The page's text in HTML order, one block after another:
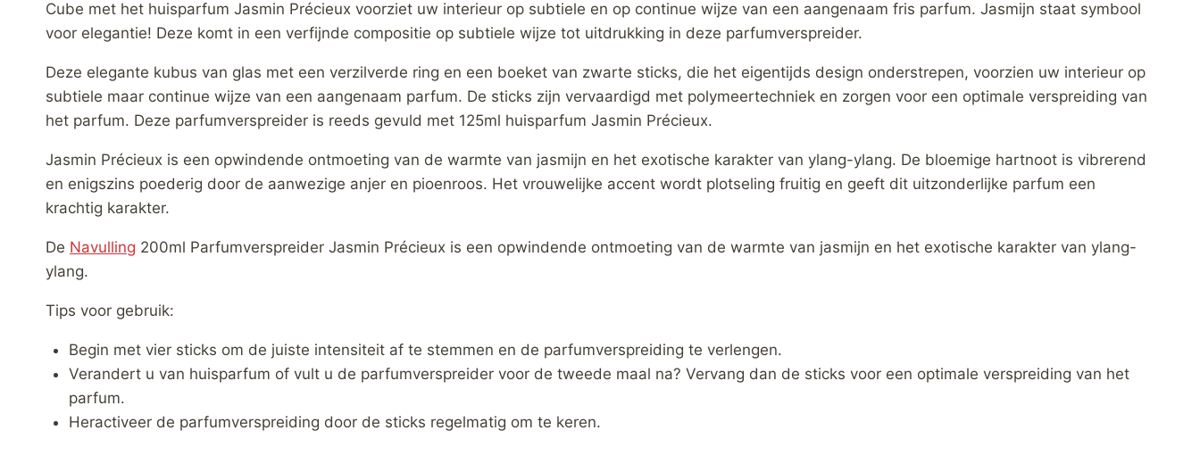
Cube met het huisparfum Jasmin Précieux voorziet uw interieur op subtiele en op continue wijze van een aangenaam fris parfum. Jasmijn staat symbool
voor elegantie! Deze komt in een verfijnde compositie op subtiele wijze tot uitdrukking in deze parfumverspreider.
Deze elegante kubus van glas met een verzilverde ring en een boeket van zwarte sticks, die het eigentijds design onderstrepen, voorzien uw interieur op
subtiele maar continue wijze van een aangenaam parfum. De sticks zijn vervaardigd met polymeertechniek en zorgen voor een optimale verspreiding van
het parfum. Deze parfumverspreider is reeds gevuld met 125ml huisparfum Jasmin Précieux.
Jasmin Précieux is een opwindende ontmoeting van de warmte van jasmijn en het exotische karakter van ylang-ylang. De bloemige hartnoot is vibrerend
en enigszins poederig door de aanwezige anjer en pioenroos. Het vrouwelijke accent wordt plotseling fruitig en geeft dit uitzonderlijke parfum een
krachtig karakter.
De Navulling 200ml Parfumverspreider Jasmin Précieux is een opwindende ontmoeting van de warmte van jasmijn en het exotische karakter van ylang-
ylang.
Tips voor gebruik:
Begin met vier sticks om de juiste intensiteit af te stemmen en de parfumverspreiding te verlengen.
Verandert u van huisparfum of vult u de parfumverspreider voor de tweede maal na? Vervang dan de sticks voor een optimale verspreiding van het
parfum.
Heractiveer de parfumverspreiding door de sticks regelmatig om te keren.